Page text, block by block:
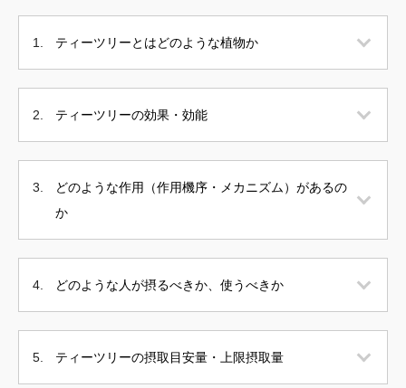
ティーツリーとはどのような植物か
ティーツリーの効果・効能
どのような作用（作用機序・メカニズム）があるの
か
どのような人が摂るべきか、使うべきか
ティーツリーの摂取目安量・上限摂取量